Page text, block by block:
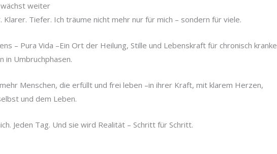
weiter
Tiefer. Ich träume nicht mehr nur für mich – sondern für viele.
– Pura Vida –Ein Ort der Heilung, Stille und Lebenskraft für chronisch kranke
in Umbruchphasen.
Menschen, die erfüllt und frei leben –in ihrer Kraft, mit klarem Herzen,
und dem Leben.
Jeden Tag. Und sie wird Realität – Schritt für Schritt.